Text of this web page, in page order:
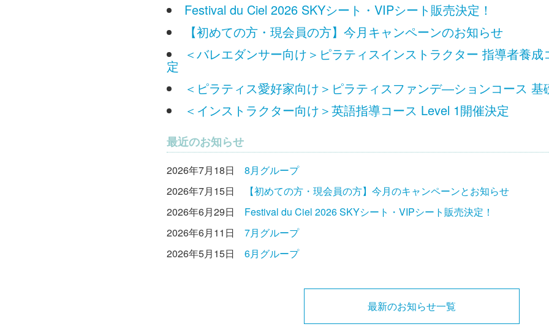
Festival du Ciel 2026 SKYシート・VIPシート販売決定！
【初めての方・現会員の方】今月キャンペーンのお知らせ
＜バレエダンサー向け＞ピラティスインストラクター 指導者養
定
＜ピラティス愛好家向け＞ピラティスファンデ―ションコース 基
＜インストラクター向け＞英語指導コース Level 1開催決定
最近のお知らせ
2026年7月18日
8月グループ
2026年7月15日
【初めての方・現会員の方】今月のキャンペーンとお知らせ
2026年6月29日
Festival du Ciel 2026 SKYシート・VIPシート販売決定！
2026年6月11日
7月グループ
2026年5月15日
6月グループ
最新のお知らせ一覧